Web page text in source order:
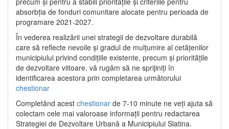
absorbția de fonduri comunitare alocate pentru perioada de
programare 2021-2027.
În vederea realizării unei strategii de dezvoltare durabilă
care să reflecte nevoile și gradul de mulțumire al cetățenilor
municipiului privind condițiile existente, precum și prioritățile
de dezvoltare viitoare, vă rugăm să ne sprijiniți în
identificarea acestora prin completarea următorului
chestionar
Completând acest chestionar de 7-10 minute ne veți ajuta să
colectam cele mai valoroase informații pentru redactarea
Strategiei de Dezvoltare Urbană a Municipiului Slatina.